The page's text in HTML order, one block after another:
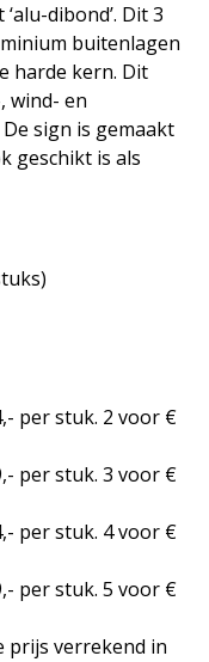
dibond’. Dit 3
buitenlagen
harde kern. Dit
wind- en
sign is gemaakt
geschikt is als
per stuk. 2 voor €
per stuk. 3 voor €
per stuk. 4 voor €
per stuk. 5 voor €
prijs verrekend in